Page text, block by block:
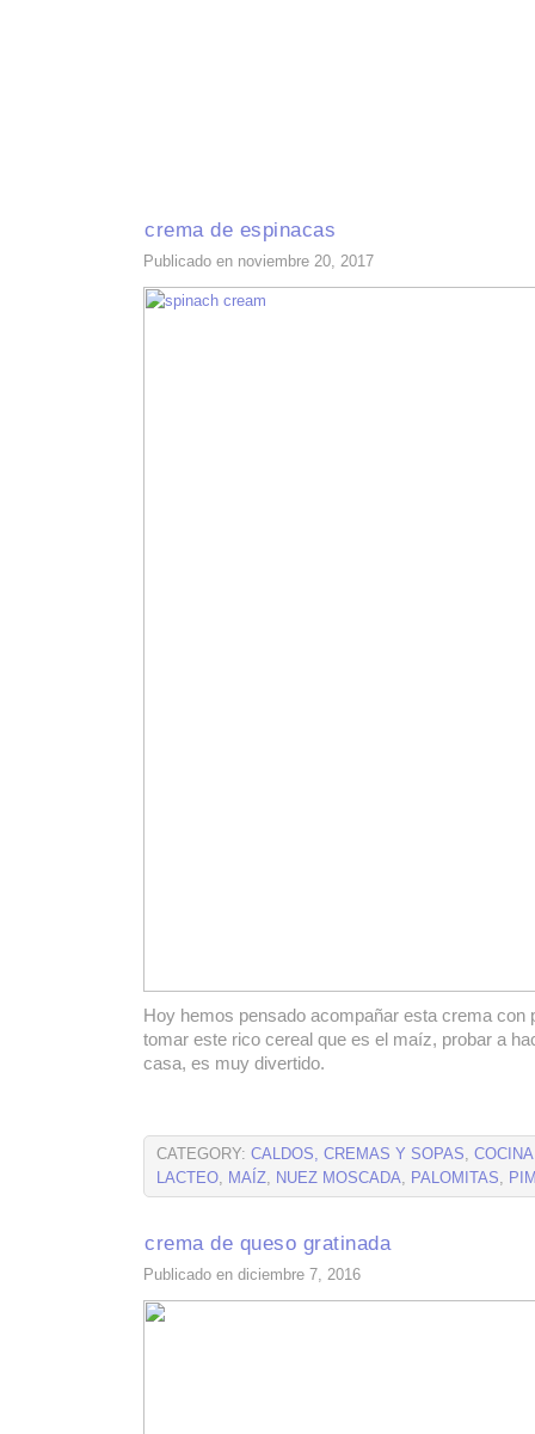
crema de espinacas
Publicado en noviembre 20, 2017
Hoy hemos pensado acompañar esta crema con
tomar este rico cereal que es el maíz, probar a
casa, es muy divertido.
CATEGORY: CALDOS, CREMAS Y SOPAS, COCINA
LACTEO, MAÍZ, NUEZ MOSCADA, PALOMITAS,
crema de queso gratinada
Publicado en diciembre 7, 2016